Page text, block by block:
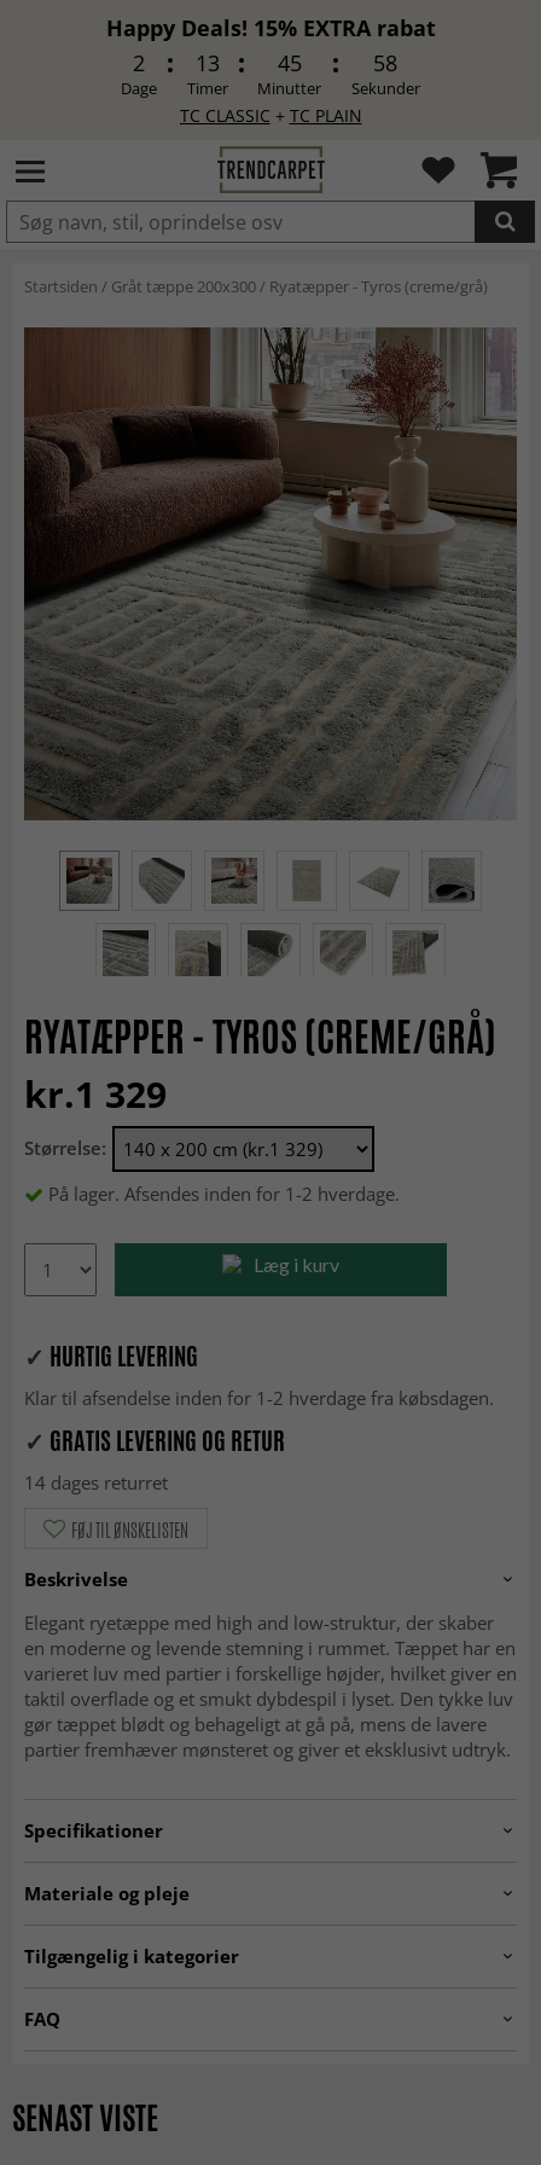
Happy Deals! 15% EXTRA rabat
2
Dage
13
Timer
45
Minutter
58
Sekunder
TC CLASSIC + TC PLAIN
LAGT I INDKØBSKURVEN.
Startsiden / Gråt tæppe 200x300/ Ryatæpper - Tyros (creme/grå)
RYATÆPPER - TYROS (CREME/GRÅ)
kr.1 329
Størrelse:
På lager. Afsendes inden for 1-2 hverdage.
Læg i kurv
✓ HURTIG LEVERING
Klar til afsendelse inden for 1-2 hverdage fra købsdagen.
✓ GRATIS LEVERING OG RETUR
14 dages returret
FØJ TIL ØNSKELISTEN
Beskrivelse
Elegant ryetæppe med high and low-struktur, der skaber
en moderne og levende stemning i rummet. Tæppet har en
varieret luv med partier i forskellige højder, hvilket giver en
taktil overflade og et smukt dybdespil i lyset. Den tykke luv
gør tæppet blødt og behageligt at gå på, mens de lavere
partier fremhæver mønsteret og giver et eksklusivt udtryk.
Specifikationer
Materiale og pleje
Oprindelse: Kina
Tilgængelig i kategorier
Tæpper soveværelse
FAQ
en ekstra blød og hyggelig fornemmelse. Rya-tæpper er
særligt værdsat for høj komfort, varme og evnen til at
SENAST VISTE